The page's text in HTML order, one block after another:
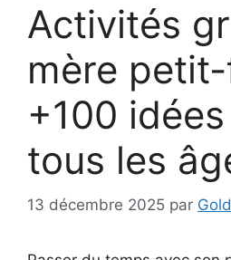
Activités
mère
+100
tous les
13 décembre 2025 par